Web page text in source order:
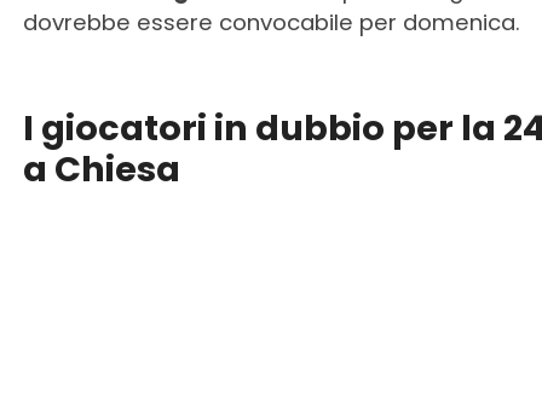
dovrebbe essere convocabile per domenica.
I giocatori in dubbio per la
a Chiesa